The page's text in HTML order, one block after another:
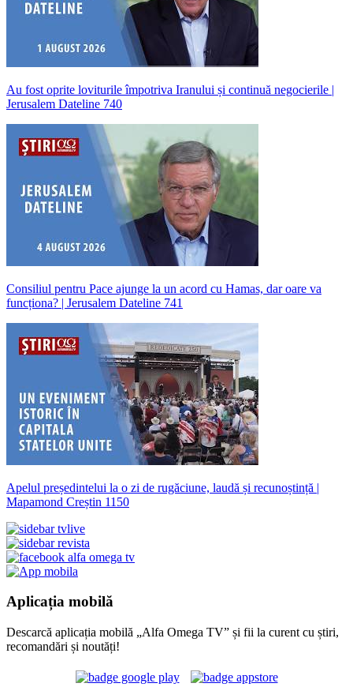
Au fost oprite loviturile împotriva Iranului și continuă negocierile |
Jerusalem Dateline 740
Consiliul pentru Pace ajunge la un acord cu Hamas, dar oare va
funcționa? | Jerusalem Dateline 741
Apelul președintelui la o zi de rugăciune, laudă și recunoștință |
Mapamond Creștin 1150
Aplicația mobilă
Descarcă aplicația mobilă „Alfa Omega TV” și fii la curent cu știri,
recomandări și noutăți!